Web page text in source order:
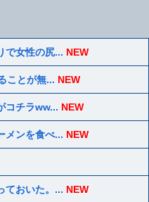
で女性の尻... NEW
ことが無... NEW
コチラww... NEW
メンを食べ... NEW
ておいた。... NEW